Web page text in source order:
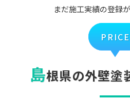
まだ施工実績の登録
PRICE
島根県の外壁塗